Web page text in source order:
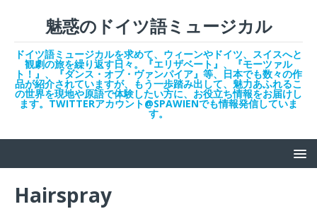
魅惑のドイツ語ミュージカル
ドイツ語ミュージカルを求めて、ウィーンやドイツ、スイスへと
観劇の旅を繰り返す日々。『エリザベート』、『モーツァル
ト！』、『ダンス・オブ・ヴァンパイア』等、日本でも数々の作
品が紹介されていますが、もう一歩踏み出して、魅力あふれるこ
の世界を現地や原語で体験したい方に、お役立ち情報をお届けし
ます。TWITTERアカウント@SPAWIENでも情報発信していま
す。
Hairspray